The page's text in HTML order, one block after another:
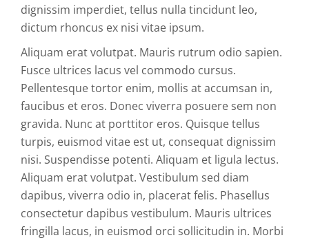
dignissim imperdiet, tellus nulla tincidunt leo,
dictum rhoncus ex nisi vitae ipsum.
Aliquam erat volutpat. Mauris rutrum odio sapien.
Fusce ultrices lacus vel commodo cursus.
Pellentesque tortor enim, mollis at accumsan in,
faucibus et eros. Donec viverra posuere sem non
gravida. Nunc at porttitor eros. Quisque tellus
turpis, euismod vitae est ut, consequat dignissim
nisi. Suspendisse potenti. Aliquam et ligula lectus.
Aliquam erat volutpat. Vestibulum sed diam
dapibus, viverra odio in, placerat felis. Phasellus
consectetur dapibus vestibulum. Mauris ultrices
fringilla lacus, in euismod orci sollicitudin in. Morbi